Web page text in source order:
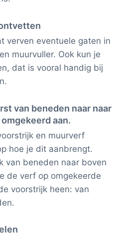
verven eventuele gaten in
muurvuller. Ook kun je
dat is vooral handig bij
van beneden naar naar
aan.
en muurverf
hoe je dit aanbrengt.
van beneden naar boven
de verf op omgekeerde
voorstrijk heen: van